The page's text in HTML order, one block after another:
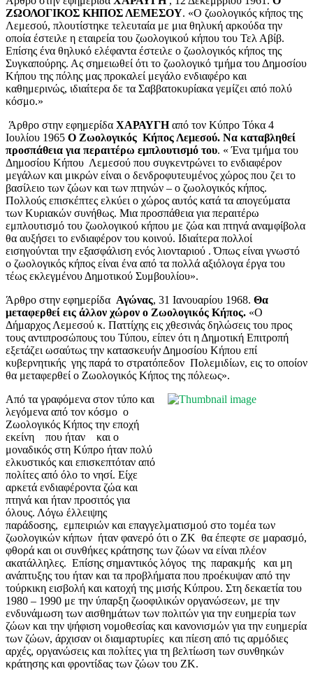
ΖΩΟΛΟΓΙΚΟΣ ΚΗΠΟΣ ΛΕΜΕΣΟΥ. «Ο ζωολογικός κήπος της
Λεμεσού, πλουτίστηκε τελευταία με μια θηλυκή αρκούδα την
οποία έστειλε η εταιρεία του ζωολογικού κήπου του Τελ Αβίβ.
Επίσης ένα θηλυκό ελέφαντα έστειλε ο ζωολογικός κήπος της
Συγκαπούρης. Ας σημειωθεί ότι το ζωολογικό τμήμα του Δημοσίου
Κήπου της πόλης μας προκαλεί μεγάλο ενδιαφέρο και
καθημερινώς, ιδιαίτερα δε τα Σαββατοκυρίακα γεμίζει από πολύ
κόσμο.»
Άρθρο στην εφημερίδα ΧΑΡΑΥΓΗαπό τον Κύπρο Τόκα 4
Ιουλίου 1965 Ο Ζωολογικός Κήπος Λεμεσού. Να καταβληθεί
προσπάθεια για περαιτέρω εμπλουτισμό του. « Ένα τμήμα του
Δημοσίου Κήπου Λεμεσού που συγκεντρώνει το ενδιαφέρον
μεγάλων και μικρών είναι ο δενδροφυτευμένος χώρος που ζει το
βασίλειο των ζώων και των πτηνών – ο ζωολογικός κήπος.
Πολλούς επισκέπτες ελκύει ο χώρος αυτός κατά τα απογεύματα
των Κυριακών συνήθως. Μια προσπάθεια για περαιτέρω
εμπλουτισμό του ζωολογικού κήπου με ζώα και πτηνά αναμφίβολα
θα αυξήσει το ενδιαφέρον του κοινού. Ιδιαίτερα πολλοί
εισηγούνται την εξασφάλιση ενός λιονταριού . Όπως είναι γνωστό
ο ζωολογικός κήπος είναι ένα από τα πολλά αξιόλογα έργα του
τέως εκλεγμένου Δημοτικού Συμβουλίου».
Άρθρο στην εφημερίδα Αγώνας, 31 Ιανουαρίου 1968. Θα
μεταφερθεί εις άλλον χώρον ο Ζωολογικός Κήπος. «Ο
Δήμαρχος Λεμεσού κ. Παττίχης εις χθεσινάς δηλώσεις του προς
τους αντιπροσώπους του Τύπου, είπεν ότι η Δημοτική Επιτροπή
εξετάζει ωσαύτως την κατασκευήν Δημοσίου Κήπου επί
κυβερνητικής γης παρά το στρατόπεδον Πολεμιδίων, εις το οποίον
θα μεταφερθεί ο Ζωολογικός Κήπος της πόλεως».
Από τα γραφόμενα στον τύπο και
λεγόμενα από τον κόσμο ο
Ζωολογικός Κήπος την εποχή
εκείνη που ήταν και ο
μοναδικός στη Κύπρο ήταν πολύ
ελκυστικός και επισκεπτόταν από
πολίτες από όλο το νησί. Είχε
αρκετά ενδιαφέροντα ζώα και
πτηνά και ήταν προσιτός για
όλους. Λόγω έλλειψης
παράδοσης, εμπειριών και επαγγελματισμού στο τομέα των
ζωολογικών κήπων ήταν φανερό ότι ο ΖΚ θα έπεφτε σε μαρασμό,
φθορά και οι συνθήκες κράτησης των ζώων να είναι πλέον
ακατάλληλες. Επίσης σημαντικός λόγος της παρακμής και μη
ανάπτυξης του ήταν και τα προβλήματα που προέκυψαν από την
τούρκικη εισβολή και κατοχή της μισής Κύπρου. Στη δεκαετία του
1980 – 1990 με την ύπαρξη ζωοφιλικών οργανώσεων, με την
ενδυνάμωση των αισθημάτων των πολιτών για την ευημερία των
ζώων και την ψήφιση νομοθεσίας και κανονισμών για την ευημερία
των ζώων, άρχισαν οι διαμαρτυρίες και πίεση από τις αρμόδιες
αρχές, οργανώσεις και πολίτες για τη βελτίωση των συνθηκών
κράτησης και φροντίδας των ζώων του ΖΚ.